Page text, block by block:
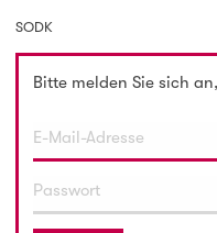
SODK
Bitte melden Sie sich